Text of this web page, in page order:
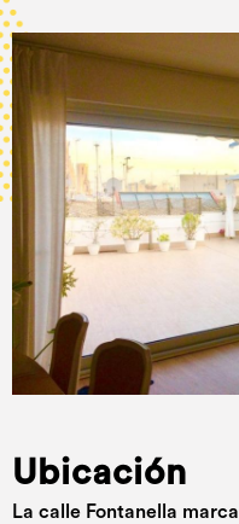
Ubicación
La calle Fontanella